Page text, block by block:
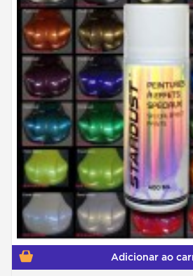
Adicionar ao